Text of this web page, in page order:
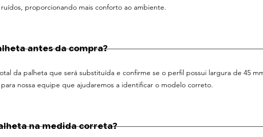
proporcionando mais conforto ao ambiente.
antes da compra?
da palheta que será substituída e confirme se o perfil possui largura de 45
nossa equipe que ajudaremos a identificar o modelo correto.
na medida correta?